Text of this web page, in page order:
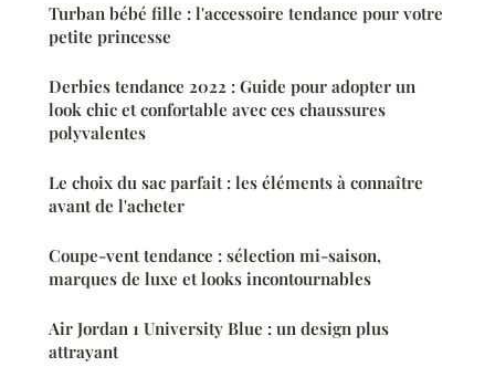
Turban bébé fille : l'accessoire tendance pour votre
petite princesse
Derbies tendance 2022 : Guide pour adopter un
look chic et confortable avec ces chaussures
polyvalentes
Le choix du sac parfait : les éléments à connaître
avant de l'acheter
Coupe-vent tendance : sélection mi-saison,
marques de luxe et looks incontournables
Air Jordan 1 University Blue : un design plus
attrayant